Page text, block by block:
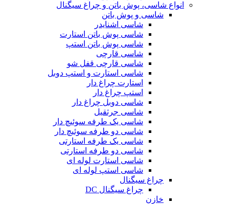
انواع شاسی، پوش باتن و چراغ سیگنال
شاسی و پوش باتن
شاسی اشنایدر
شاسی پوش باتن استارت
شاسی پوش باتن استپ
شاسی قارچی
شاسی قارچی قفل شو
شاسی استارت و استپ دوبل
استارت چراغ دار
استپ چراغ دار
شاسی دوبل چراغ دار
شاسی جرثقیل
شاسی یک طرفه سوئیچ دار
شاسی دو طرفه سوئیچ دار
شاسی یک طرفه استارتی
شاسی دو طرفه استارتی
شاسی استارت لوله ای
شاسی استپ لوله ای
چراغ سیگنال
چراغ سیگنال DC
خازن